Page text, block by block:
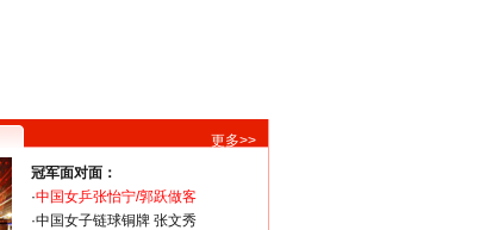
更多>>
冠军面对面：
·中国女乒张怡宁/郭跃做客
·中国女子链球铜牌 张文秀